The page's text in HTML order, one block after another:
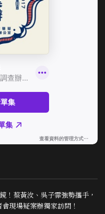
！蔡黃汝、吳子霏強勢攜手，
現場疑案辦獨家訪問！